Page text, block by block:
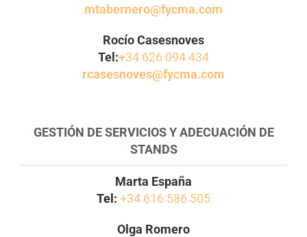
mtabernero@fycma.com
Rocío Casesnoves
Tel:+34 626 094 434
rcasesnoves@fycma.com
GESTIÓN DE SERVICIOS Y ADECUACIÓN DE
STANDS
Marta España
Tel: +34 616 586 505
Olga Romero